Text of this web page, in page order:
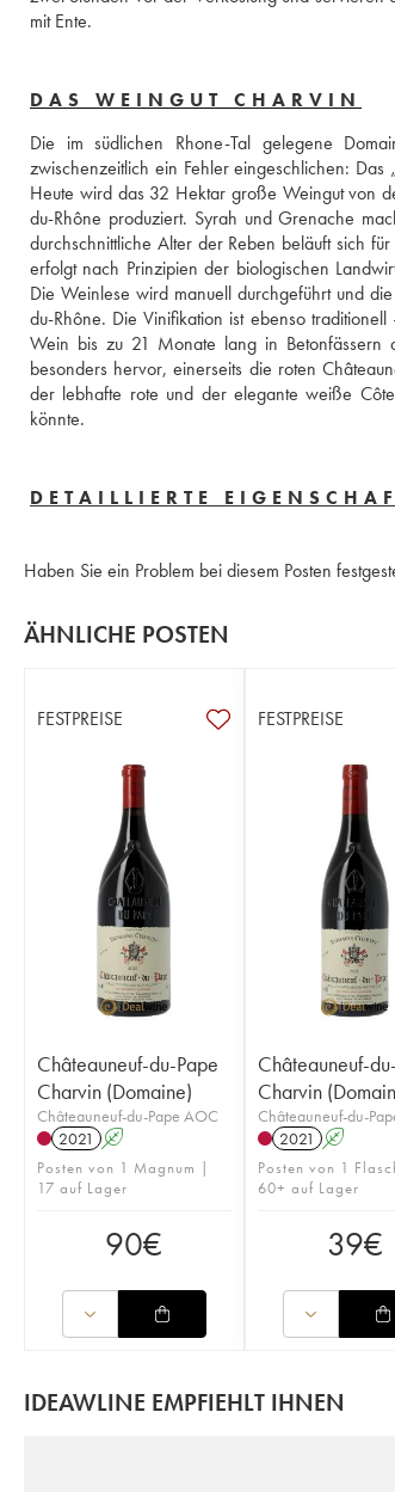
mit Ente.
DAS WEINGUT CHARVIN
Die im südlichen Rhone-Tal gelegene
zwischenzeitlich ein Fehler eingeschlichen:
Heute wird das 32 Hektar große Weingut von
du-Rhône produziert. Syrah und Grenache
durchschnittliche Alter der Reben beläuft sich
erfolgt nach Prinzipien der biologischen
Die Weinlese wird manuell durchgeführt und
du-Rhône. Die Vinifikation ist ebenso
Wein bis zu 21 Monate lang in Betonfässern
besonders hervor, einerseits die roten
der lebhafte rote und der elegante weiße
könnte.
DETAILLIERTE
Haben Sie ein Problem bei diesem Posten
ÄHNLICHE POSTEN
FESTPREISE
Châteauneuf-du-Pape
Charvin (Domaine)
Châteauneuf-du-Pape AOC
2021
A
Posten von 1 Magnum |
17 auf Lager
90€
FESTPREISE
Châteauneuf-
Charvin
Châteauneuf-du-
2021 A
Posten von 1
60+ auf Lager
39€
IDEAWLINE EMPFIEHLT IHNEN